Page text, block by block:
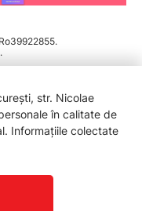
str. Nicolae
în calitate de
Informațiile colectate